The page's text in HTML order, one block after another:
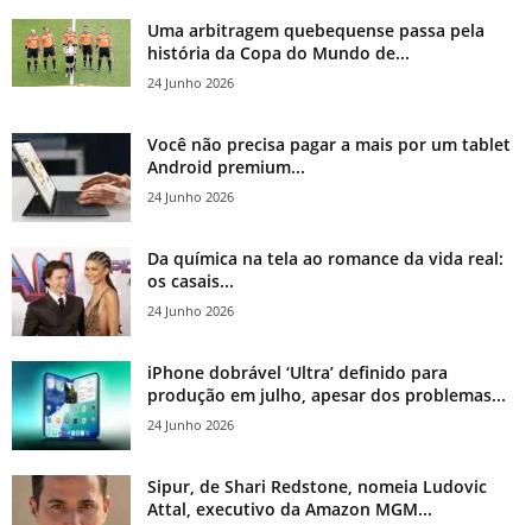
Uma arbitragem quebequense passa pela
história da Copa do Mundo de...
24 Junho 2026
Você não precisa pagar a mais por um tablet
Android premium...
24 Junho 2026
Da química na tela ao romance da vida real:
os casais...
24 Junho 2026
iPhone dobrável ‘Ultra’ definido para
produção em julho, apesar dos problemas...
24 Junho 2026
Sipur, de Shari Redstone, nomeia Ludovic
Attal, executivo da Amazon MGM...